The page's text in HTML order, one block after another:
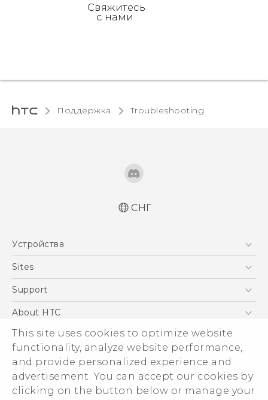
This site uses cookies to optimize website
functionality, analyze website performance,
and provide personalized experience and
advertisement. You can accept our cookies by
clicking on the button below or manage your
Свяжитесь
с нами
Поддержка Troubleshooting‎
СНГ
Устройства
5G
EXODUS
VIVE
Sites
HTC Dev
Support
ПОДДЕРЖКА
About HTC
ESG
Инвестирование
Политика конфиденциальности
Безопасность продуктов